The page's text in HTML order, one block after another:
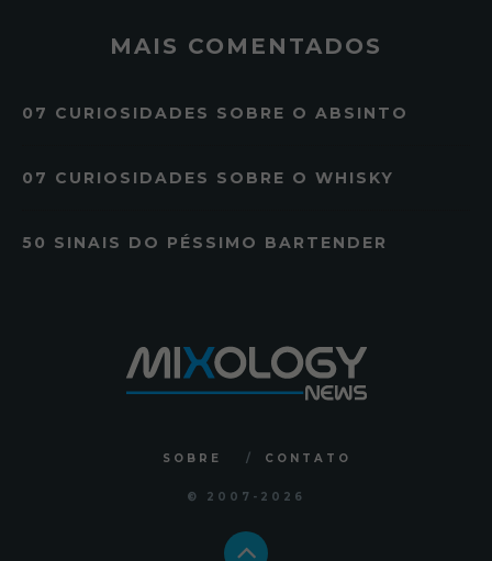
MAIS COMENTADOS
07 CURIOSIDADES SOBRE O ABSINTO
07 CURIOSIDADES SOBRE O WHISKY
50 SINAIS DO PÉSSIMO BARTENDER
SOBRE CONTATO
© 2007 -2026